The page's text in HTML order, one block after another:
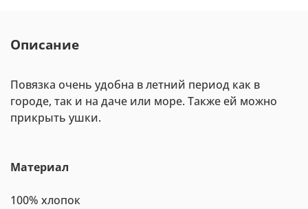
Описание
Повязка очень удобна в летний период как в
городе, так и на даче или море. Также ей можно
прикрыть ушки.
Материал
100% хлопок